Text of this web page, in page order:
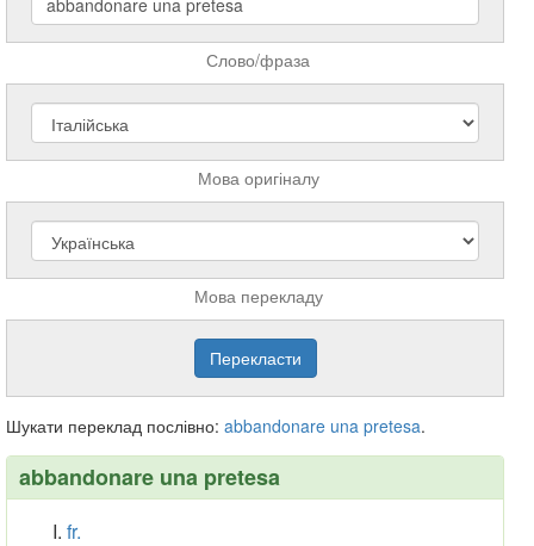
Слово/фраза
Мова оригіналу
Мова перекладу
Шукати переклад послівно: abbandonare una pretesa.
abbandonare una pretesa
fr.